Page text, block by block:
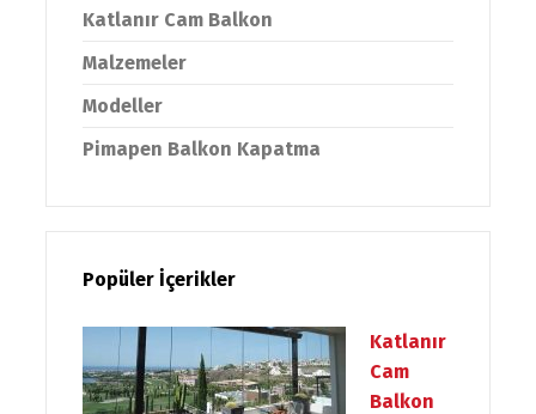
Katlanır Cam Balkon
Malzemeler
Modeller
Pimapen Balkon Kapatma
Popüler İçerikler
Katlanır
Cam
Balkon